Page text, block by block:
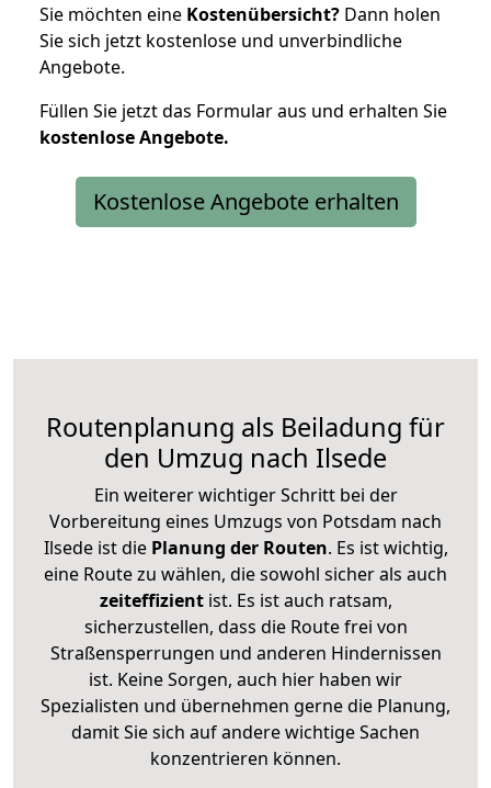
Sie möchten eine Kostenübersicht? Dann holen
Sie sich jetzt kostenlose und unverbindliche
Angebote.
Füllen Sie jetzt das Formular aus und erhalten Sie
kostenloseAngebote.
Kostenlose Angebote erhalten
Routenplanung als Beiladung für
den Umzug nach Ilsede
Ein weiterer wichtiger Schritt bei der
Vorbereitung eines Umzugs von Potsdam nach
Ilsede ist diePlanung der Routen. Es ist wichtig,
eine Route zu wählen, die sowohl sicher als auch
zeiteffizientist. Es ist auch ratsam,
sicherzustellen, dass die Route frei von
Straßensperrungen und anderen Hindernissen
ist. Keine Sorgen, auch hier haben wir
Spezialisten und übernehmen gerne die Planung,
damit Sie sich auf andere wichtige Sachen
konzentrieren können.